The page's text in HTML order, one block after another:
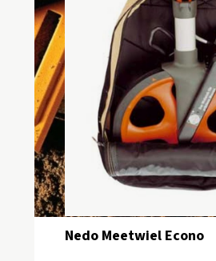
Nedo Meetwiel Econo